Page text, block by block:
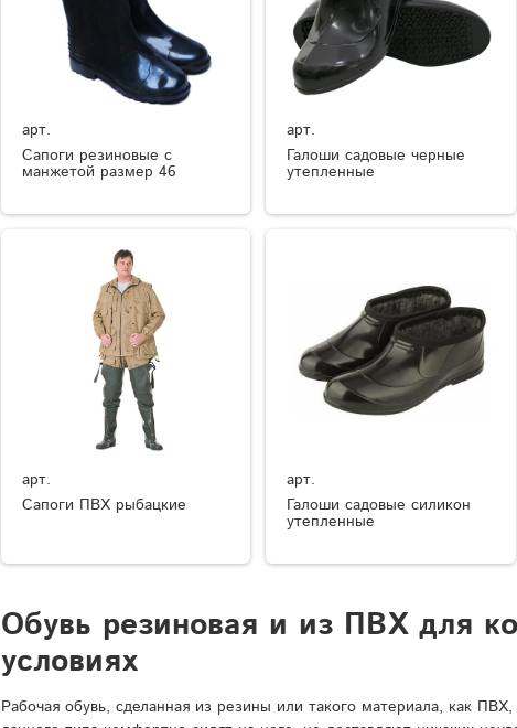
арт.
Сапоги резиновые с
манжетой размер 46
арт.
Галоши садовые черные
утепленные
арт.
Сапоги ПВХ рыбацкие
арт.
Галоши садовые силикон
утепленные
Обувь резиновая и из ПВХ для
условиях
Рабочая обувь, сделанная из резины или такого материала, как